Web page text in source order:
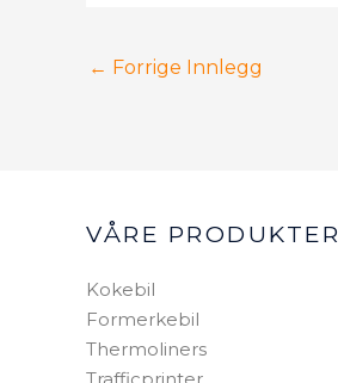
← Forrige Innlegg
VÅRE PRODUKTER
Kokebil
Formerkebil
Thermoliners